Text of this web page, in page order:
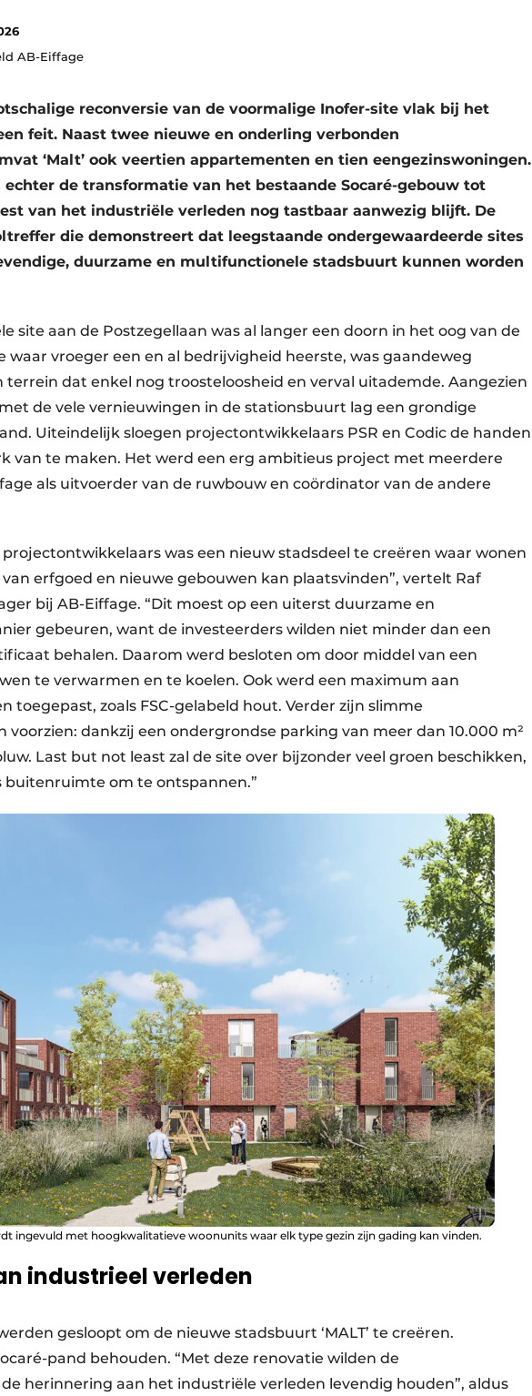
AB-Eiffage
reconversie van de voormalige Inofer-site vlak bij het
feit. Naast twee nieuwe en onderling verbonden
‘Malt’ ook veertien appartementen en tien eengezinswoningen.
echter de transformatie van het bestaande Socaré-gebouw tot
van het industriële verleden nog tastbaar aanwezig blijft. De
die demonstreert dat leegstaande ondergewaardeerde sites
duurzame en multifunctionele stadsbuurt kunnen worden
site aan de Postzegellaan was al langer een doorn in het oog van de
waar vroeger een en al bedrijvigheid heerste, was gaandeweg
terrein dat enkel nog troosteloosheid en verval uitademde. Aangezien
de vele vernieuwingen in de stationsbuurt lag een grondige
Uiteindelijk sloegen projectontwikkelaars PSR en Codic de handen
van te maken. Het werd een erg ambitieus project met meerdere
als uitvoerder van de ruwbouw en coördinator van de andere
projectontwikkelaars was een nieuw stadsdeel te creëren waar wonen
erfgoed en nieuwe gebouwen kan plaatsvinden”, vertelt Raf
bij AB-Eiffage. “Dit moest op een uiterst duurzame en
gebeuren, want de investeerders wilden niet minder dan een
behalen. Daarom werd besloten om door middel van een
te verwarmen en te koelen. Ook werd een maximum aan
toegepast, zoals FSC-gelabeld hout. Verder zijn slimme
voorzien: dankzij een ondergrondse parking van meer dan 10.000 m²
Last but not least zal de site over bijzonder veel groen beschikken,
buitenruimte om te ontspannen.”
ingevuld met hoogkwalitatieve woonunits waar elk type gezin zijn gading kan vinden.
industrieel verleden
gesloopt om de nieuwe stadsbuurt ‘MALT’ te creëren.
pand behouden. “Met deze renovatie wilden de
herinnering aan het industriële verleden levendig houden”, aldus